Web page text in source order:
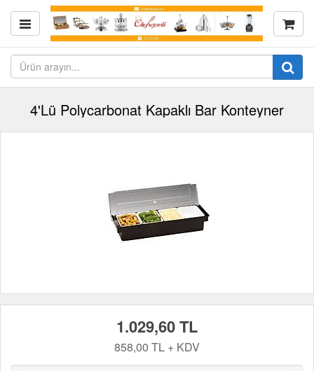
4'Lü Polycarbonat Kapaklı Bar Konteyner
1.029,60 TL
858,00 TL + KDV